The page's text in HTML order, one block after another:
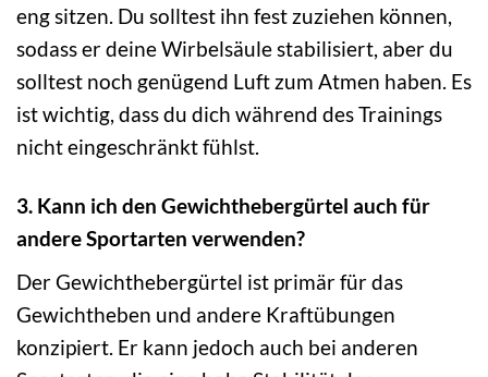
eng sitzen. Du solltest ihn fest zuziehen können,
sodass er deine Wirbelsäule stabilisiert, aber du
solltest noch genügend Luft zum Atmen haben. Es
ist wichtig, dass du dich während des Trainings
nicht eingeschränkt fühlst.
3. Kann ich den Gewichthebergürtel auch für
andere Sportarten verwenden?
Der Gewichthebergürtel ist primär für das
Gewichtheben und andere Kraftübungen
konzipiert. Er kann jedoch auch bei anderen